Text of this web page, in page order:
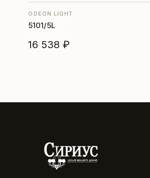
ODEON LIGHT
5101/5L
16 538 ₽